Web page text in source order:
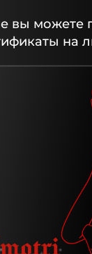
вы можете
на